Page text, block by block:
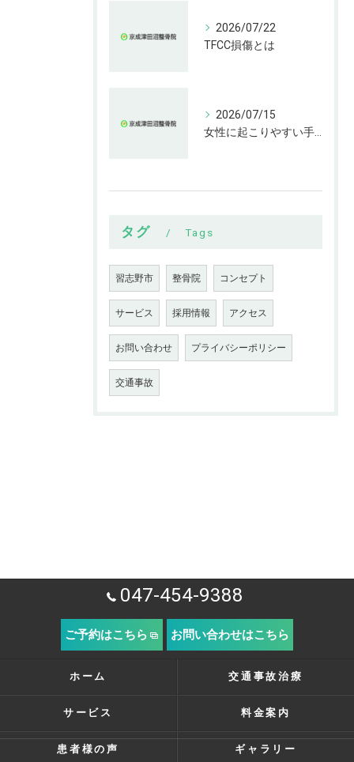
2026/07/22
TFCC損傷とは
2026/07/15
タグ Tags
習志野市 整骨院 コンセプト
サービス 採用情報 アクセス
お問い合わせ プライバシーポリシー
交通事故
047-454-9388
ご予約はこちら お問い合わせはこちら
ホーム 交通事故治療
サービス 料金案内
患者様の声 ギャラリー